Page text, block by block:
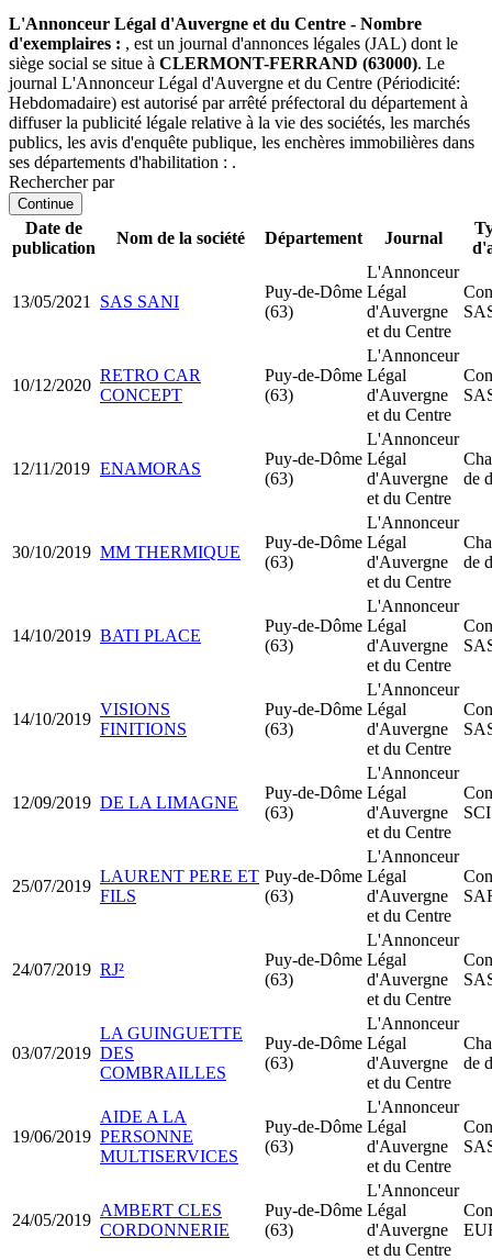
L'Annonceur Légal d'Auvergne et du Centre - Nombre
d'exemplaires : , est un journal d'annonces légales (JAL) dont le
siège social se situe à CLERMONT-FERRAND (63000). Le
journal L'Annonceur Légal d'Auvergne et du Centre (Périodicité:
Hebdomadaire) est autorisé par arrêté préfectoral du département à
diffuser la publicité légale relative à la vie des sociétés, les marchés
publics, les avis d'enquête publique, les enchères immobilières dans
ses départements d'habilitation : .
Rechercher par
Continue
Date de
publication
Nom de la société Département Journal
13/05/2021 SAS SANI
Puy-de-Dôme
(63)
L'Annonceur
Légal
d'Auvergne
et du Centre
10/12/2020
RETRO CAR
CONCEPT
Puy-de-Dôme
(63)
L'Annonceur
Légal
d'Auvergne
et du Centre
12/11/2019 ENAMORAS
Puy-de-Dôme
(63)
L'Annonceur
Légal
d'Auvergne
et du Centre
de
30/10/2019 MM THERMIQUE
Puy-de-Dôme
(63)
L'Annonceur
Légal
d'Auvergne
et du Centre
de
14/10/2019 BATI PLACE
Puy-de-Dôme
(63)
L'Annonceur
Légal
d'Auvergne
et du Centre
14/10/2019
VISIONS
FINITIONS
Puy-de-Dôme
(63)
L'Annonceur
Légal
d'Auvergne
et du Centre
12/09/2019 DE LA LIMAGNE
Puy-de-Dôme
(63)
L'Annonceur
Légal
d'Auvergne
et du Centre
SCI
25/07/2019
LAURENT PERE ET
FILS
Puy-de-Dôme
(63)
L'Annonceur
Légal
d'Auvergne
et du Centre
24/07/2019 RJ²
Puy-de-Dôme
(63)
L'Annonceur
Légal
d'Auvergne
et du Centre
03/07/2019
LA GUINGUETTE
DES
COMBRAILLES
Puy-de-Dôme
(63)
L'Annonceur
Légal
d'Auvergne
et du Centre
de
19/06/2019
AIDE A LA
PERSONNE
MULTISERVICES
Puy-de-Dôme
(63)
L'Annonceur
Légal
d'Auvergne
et du Centre
24/05/2019
AMBERT CLES
CORDONNERIE
Puy-de-Dôme
(63)
L'Annonceur
Légal
d'Auvergne
et du Centre